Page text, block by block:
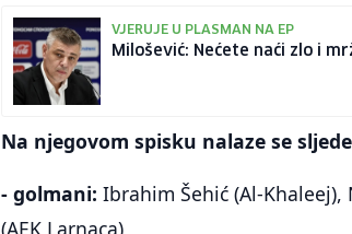
VJERUJE U PLASMAN NA EP
Milošević: Nećete naći zlo i
Na njegovom spisku nalaze se
- golmani: Ibrahim Šehić (Al-Khaleej),